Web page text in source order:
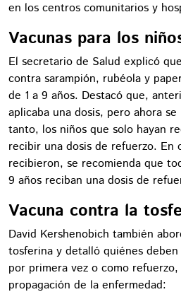
en los centros comunitarios y
Vacunas para los
El secretario de Salud explicó
contra sarampión, rubéola y
de 1 a 9 años. Destacó que,
aplicaba una dosis, pero ahora
tanto, los niños que solo hayan
recibir una dosis de refuerzo. En
recibieron, se recomienda que
9 años reciban una dosis de
Vacuna contra la
David Kershenobich también
tosferina y detalló quiénes
por primera vez o como
propagación de la enfermedad: